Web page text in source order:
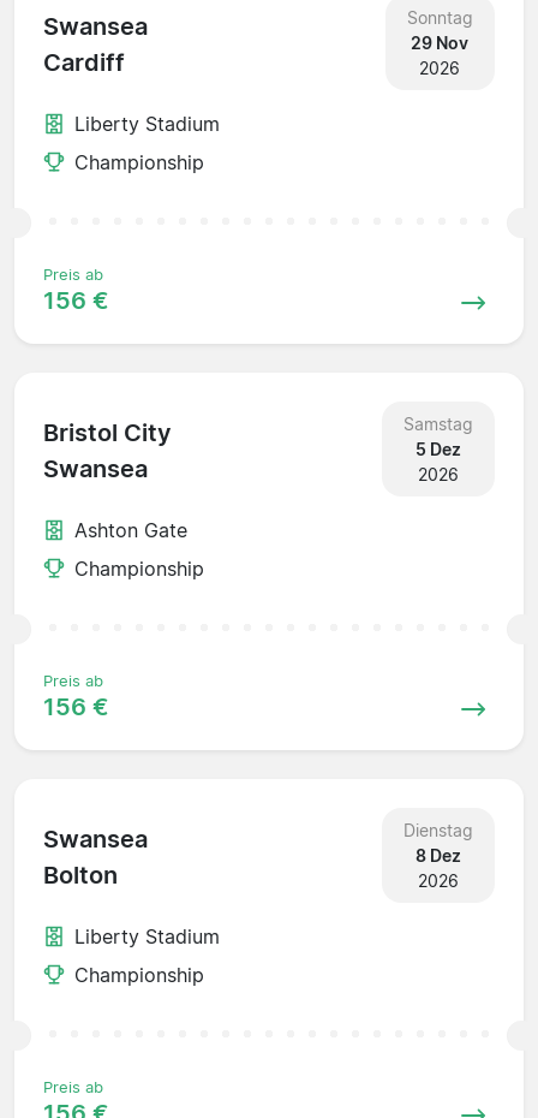
Swansea
Cardiff
Sonntag
29 Nov
2026
Liberty Stadium
Championship
Preis ab
156 €
Bristol City
Swansea
Samstag
5 Dez
2026
Ashton Gate
Championship
Preis ab
156 €
Swansea
Bolton
Dienstag
8 Dez
2026
Liberty Stadium
Championship
Preis ab